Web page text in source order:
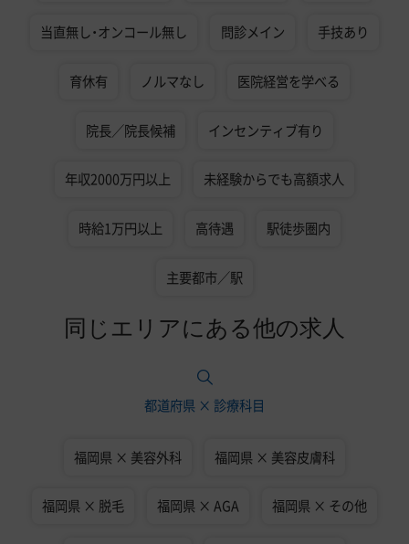
当直無し・オンコール無し 問診メイン 手技あり
育休有 ノルマなし 医院経営を学べる
院長／院長候補 インセンティブ有り
年収2000万円以上 未経験からでも高額求人
時給1万円以上 高待遇 駅徒歩圏内
主要都市／駅
同じエリアにある他の求人
都道府県 × 診療科目
福岡県 × 美容外科 福岡県 × 美容皮膚科
福岡県 × 脱毛 福岡県 × AGA 福岡県 × その他